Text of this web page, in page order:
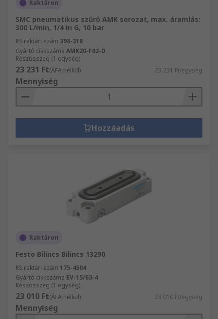
Raktáron
SMC pneumatikus szűrő AMK sorozat, max. áramlás:
300 L/min, 1/4 in G, 10 bar
RS raktári szám 398-318
Gyártó cikkszáma AMK20-F02-D
Részösszeg (1 egység)
23 231 Ft(ÁFA nélkül) 23 231 Ft/egység
Mennyiség
Hozzáadás
Raktáron
Festo Bilincs Bilincs 13290
RS raktári szám 175-4504
Gyártó cikkszáma EV-15/63-4
Részösszeg (1 egység)
23 010 Ft(ÁFA nélkül) 23 010 Ft/egység
Mennyiség